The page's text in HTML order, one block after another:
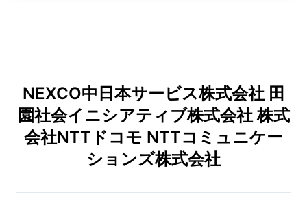
NEXCO中日本サービス株式会社 田
園社会イニシアティブ株式会社 株式
会社NTTドコモ NTTコミュニケー
ションズ株式会社